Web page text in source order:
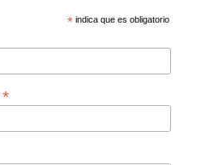
* indica que es obligatorio
*